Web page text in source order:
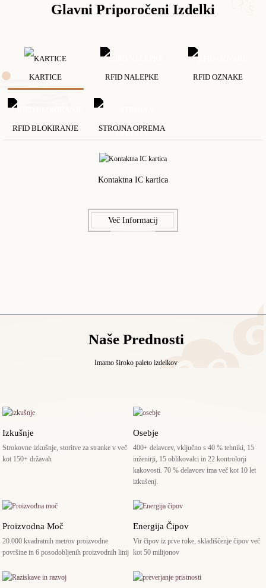
Glavni Priporočeni Izdelki
KARTICE RFID NALEPKE RFID OZNAKE
RFID BLOKIRANJE STROJNA OPREMA
Kontaktna IC kartica
Več Informacij
Naše Prednosti
Imamo široko paleto izdelkov
Izkušnje
Strokovne izkušnje, storitve za stranke v več
kot 150+ državah
Osebje
400+ delavcev, vključno s 40 % tehniki, 15
inženirji, 15 oblikovalci in 22 kontrolorji
kakovosti. 70 % delavcev ima več kot 10 let
izkušenj.
Proizvodna Moč
20.000 kvadratnih metrov proizvodne
površine in 6 posodobljenih proizvodnih linij
Energija Čipov
Vir čipov iz prve roke, skladiščenje čipov več
kot 50 milijonov